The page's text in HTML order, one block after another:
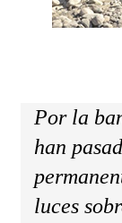
Por la
han
luces